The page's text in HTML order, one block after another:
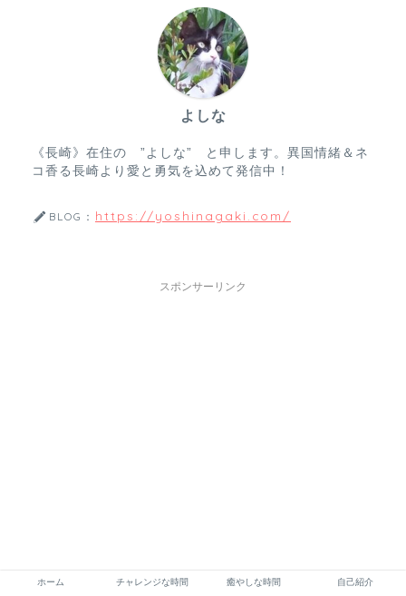
よしな
《長崎》在住の ”よしな” と申します。異国情緒＆ネ
コ香る長崎より愛と勇気を込めて発信中！
BLOG： https://yoshinagaki.com/
スポンサーリンク
ホーム チャレンジな時間 癒やしな時間 自己紹介